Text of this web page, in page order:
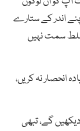
اندر کے ستارے
سمت نہیں
انحصار نہ کریں،
گے، تبھی